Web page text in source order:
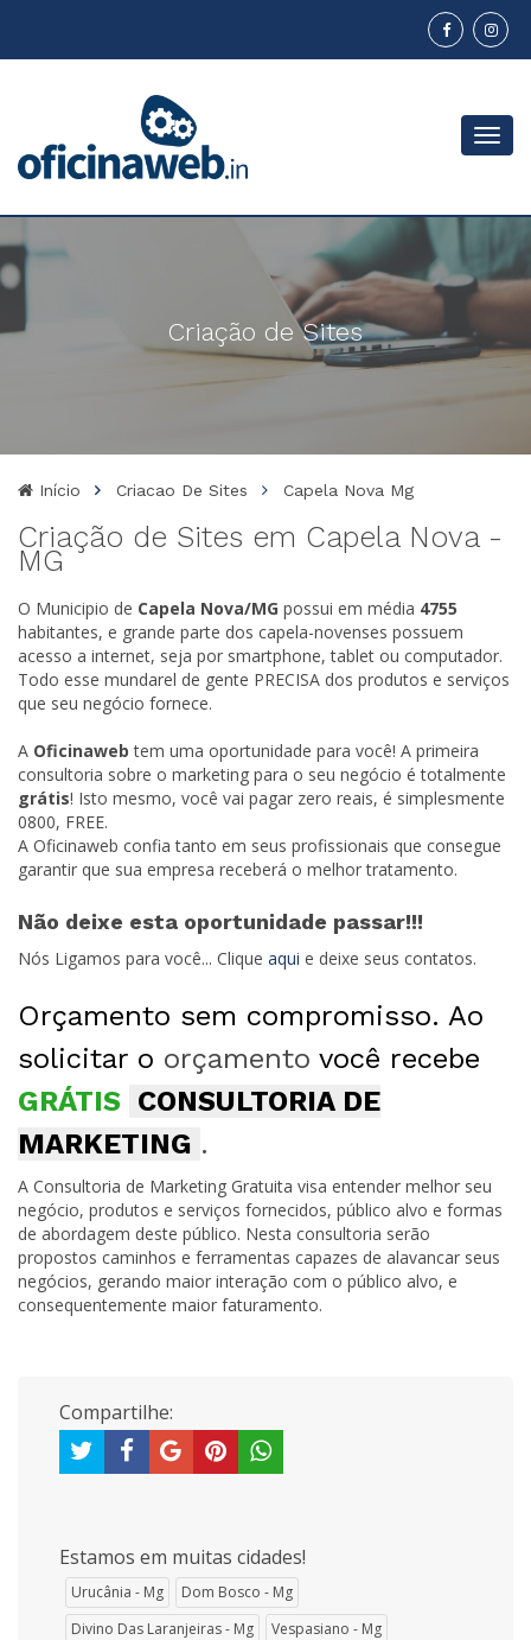
Menu
Criação de Sites
Início Criacao De Sites Capela Nova Mg
Criação de Sites em Capela Nova -
MG
O Municipio de Capela Nova/MG possui em média 4755
habitantes, e grande parte dos capela-novenses possuem
acesso a internet, seja por smartphone, tablet ou computador.
Todo esse mundarel de gente PRECISA dos produtos e serviços
que seu negócio fornece.
A Oficinaweb tem uma oportunidade para você! A primeira
consultoria sobre o marketing para o seu negócio é totalmente
grátis! Isto mesmo, você vai pagar zero reais, é simplesmente
0800, FREE.
A Oficinaweb confia tanto em seus profissionais que consegue
garantir que sua empresa receberá o melhor tratamento.
Não deixe esta oportunidade passar!!!
Nós Ligamos para você... Clique aqui e deixe seus contatos.
Orçamento sem compromisso. Ao
solicitar o orçamento você recebe
GRÁTIS CONSULTORIA DE
MARKETING .
A Consultoria de Marketing Gratuita visa entender melhor seu
negócio, produtos e serviços fornecidos, público alvo e formas
de abordagem deste público. Nesta consultoria serão
propostos caminhos e ferramentas capazes de alavancar seus
negócios, gerando maior interação com o público alvo, e
consequentemente maior faturamento.
Compartilhe:
Estamos em muitas cidades!
Urucânia - Mg
Dom Bosco - Mg
Divino Das Laranjeiras - Mg
Vespasiano - Mg